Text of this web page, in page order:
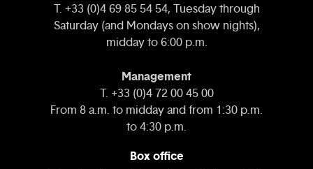
T. +33 (0)4 69 85 54 54, Tuesday through
Saturday (and Mondays on show nights),
midday to 6:00 p.m.
Management
T. +33 (0)4 72 00 45 00
From 8 a.m. to midday and from 1:30 p.m.
to 4:30 p.m.
Box office